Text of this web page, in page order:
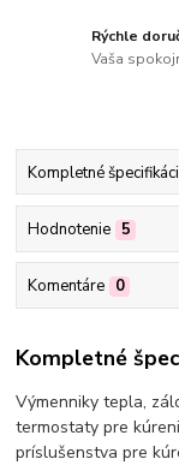
Rýchle
Vaša
Kompletné
Hodnotenie 5
Komentáre 0
Kompletné
Výmenniky tepla,
termostaty pre
príslušenstva pre